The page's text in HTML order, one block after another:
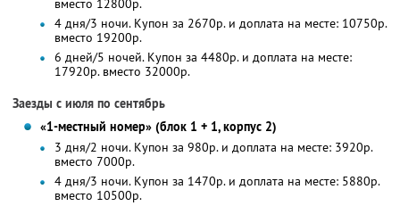
вместо 12800р.
4 дня/3 ночи. Купон за 2670р. и доплата на месте: 10750р.
вместо 19200р.
6 дней/5 ночей. Купон за 4480р. и доплата на месте:
17920р. вместо 32000р.
Заезды с июля по сентябрь
«1-местный номер» (блок 1 + 1, корпус 2)
3 дня/2 ночи. Купон за 980р. и доплата на месте: 3920р.
вместо 7000р.
4 дня/3 ночи. Купон за 1470р. и доплата на месте: 5880р.
вместо 10500р.